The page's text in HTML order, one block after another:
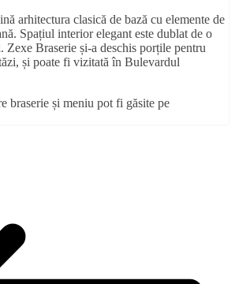
arhitectura clasică de bază cu elemente de
Spațiul interior elegant este dublat de o
Zexe Braserie și-a deschis porțile pentru
și poate fi vizitată în Bulevardul
braserie și meniu pot fi găsite pe